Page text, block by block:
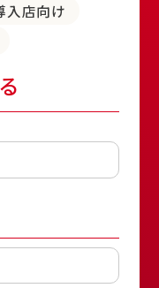
入店向け